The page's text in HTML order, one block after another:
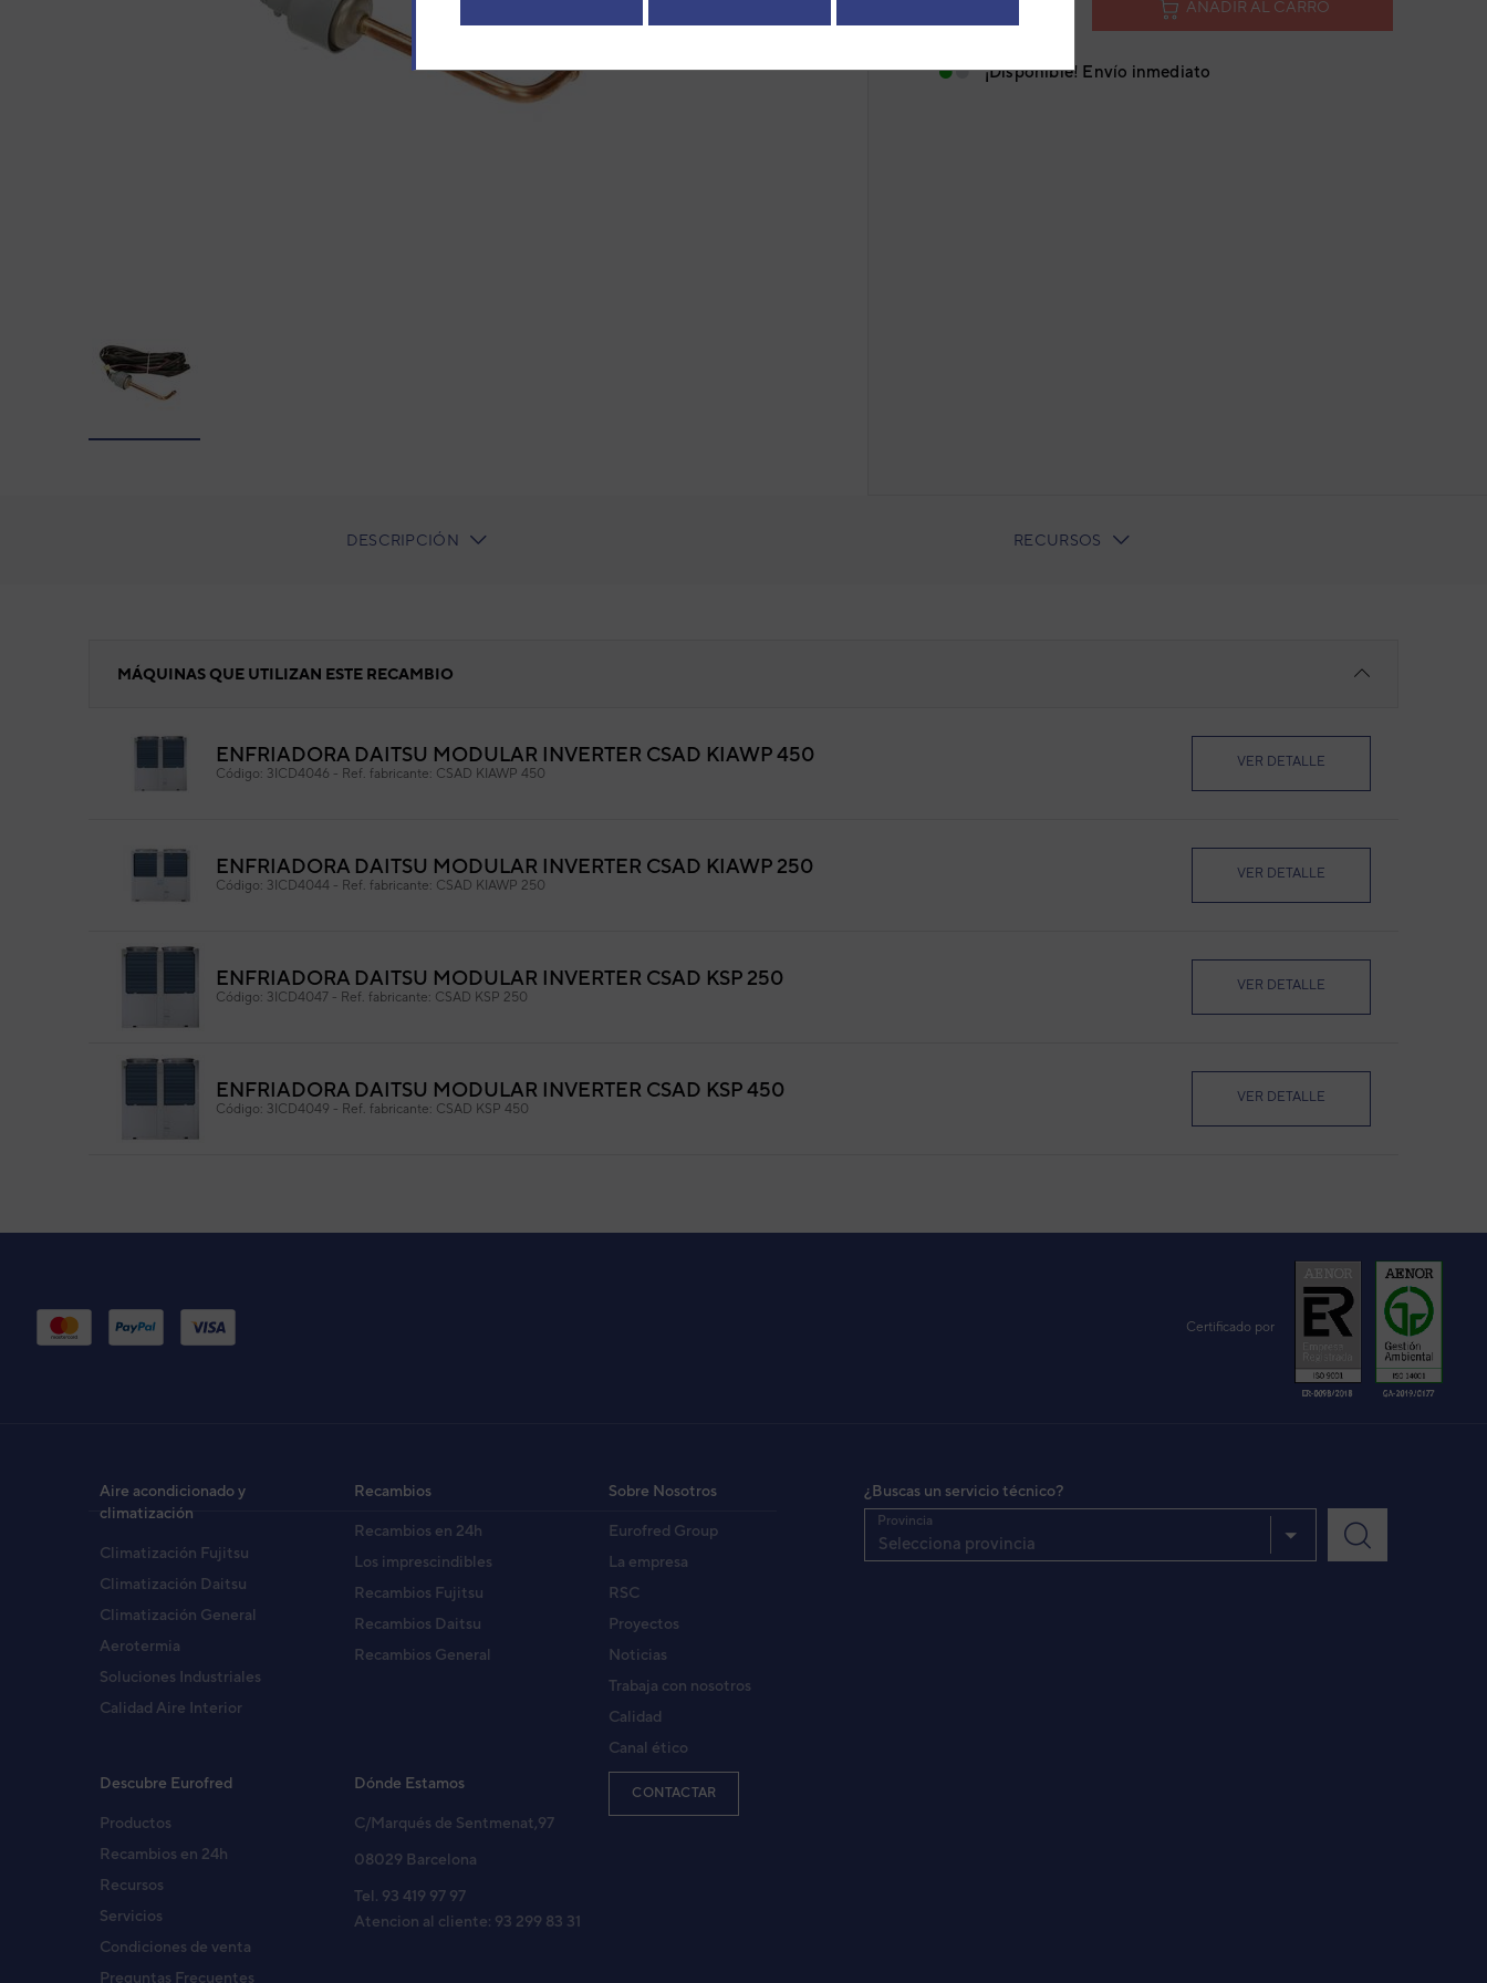
AÑADIR AL CARRO
¡Disponible! Envío inmediato
CURRENT
DESCRIPCIÓN RECURSOS
Presostato
MÁQUINAS QUE UTILIZAN ESTE RECAMBIO
ENFRIADORA DAITSU MODULAR INVERTER CSAD KIAWP 450
Código: 3ICD4046 - Ref. fabricante: CSAD KIAWP 450
VER DETALLE
ENFRIADORA DAITSU MODULAR INVERTER CSAD KIAWP 250
Código: 3ICD4044 - Ref. fabricante: CSAD KIAWP 250
VER DETALLE
ENFRIADORA DAITSU MODULAR INVERTER CSAD KSP 250
Código: 3ICD4047 - Ref. fabricante: CSAD KSP 250
VER DETALLE
ENFRIADORA DAITSU MODULAR INVERTER CSAD KSP 450
Código: 3ICD4049 - Ref. fabricante: CSAD KSP 450
VER DETALLE
Certificado por
Aire acondicionado y
climatización
Climatización Fujitsu
Climatización Daitsu
Climatización General
Aerotermia
Soluciones Industriales
Calidad Aire Interior
Recambios
Recambios en 24h
Los imprescindibles
Recambios Fujitsu
Recambios Daitsu
Recambios General
Sobre Nosotros
Eurofred Group
La empresa
RSC
Proyectos
Noticias
Trabaja con nosotros
Calidad
Canal ético
Descubre Eurofred
Productos
Recambios en 24h
Recursos
Servicios
Condiciones de venta
Preguntas Frecuentes
Dónde Estamos
C/Marqués de Sentmenat,97
08029 Barcelona
Tel. 93 419 97 97
Atencion al cliente: 93 299 83 31
CONTACTAR
¿Buscas un servicio técnico?
Selecciona provincia
Provincia